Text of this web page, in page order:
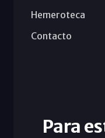
Hemeroteca
Contacto
Para